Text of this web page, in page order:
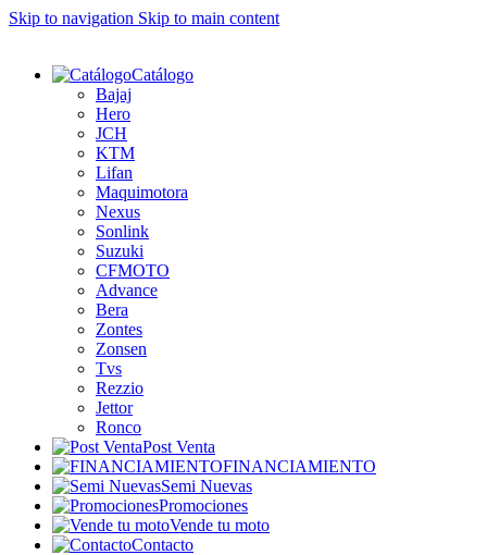
Skip to navigation Skip to main content
Catálogo
Bajaj
Hero
JCH
KTM
Lifan
Maquimotora
Nexus
Sonlink
Suzuki
CFMOTO
Advance
Bera
Zontes
Zonsen
Tvs
Rezzio
Jettor
Ronco
Post Venta
FINANCIAMIENTO
Semi Nuevas
Promociones
Vende tu moto
Contacto